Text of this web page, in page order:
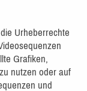
Urheberrechte
Grafiken,
nutzen oder auf
und